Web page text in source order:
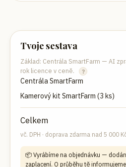
Tvoje sestava
Základ: Centrála SmartFarm — AI
rok licence v ceně.
?
Centrála SmartFarm
Kamerový kit SmartFarm (3 ks)
Celkem
vč. DPH · doprava zdarma nad 5 000
📦 Vyrábíme na objednávku —
zaplacení. O průběhu tě